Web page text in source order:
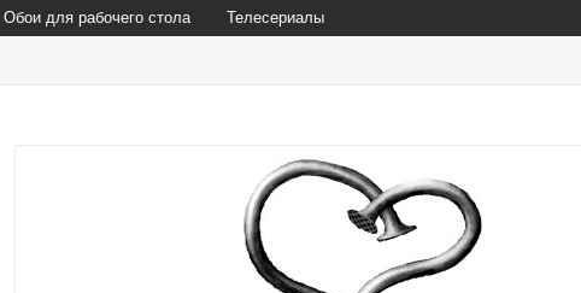
Обои для рабочего стола Телесериалы